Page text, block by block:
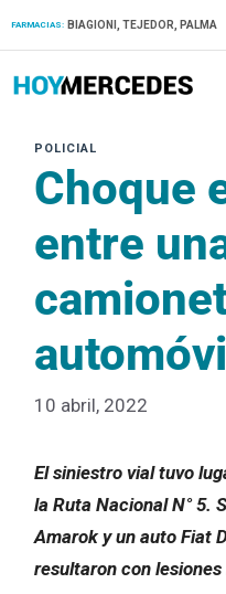
FARMACIAS: BIAGIONI, TEJEDOR, PALMA
Choque
entre
automóvil
10 abril, 2022
El siniestro vial tuvo
la Ruta Nacional N° 5.
Amarok y un auto Fiat
resultaron con lesiones